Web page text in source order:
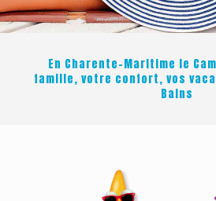
En Charente-Maritime le
famille, votre confort, vos
Bains